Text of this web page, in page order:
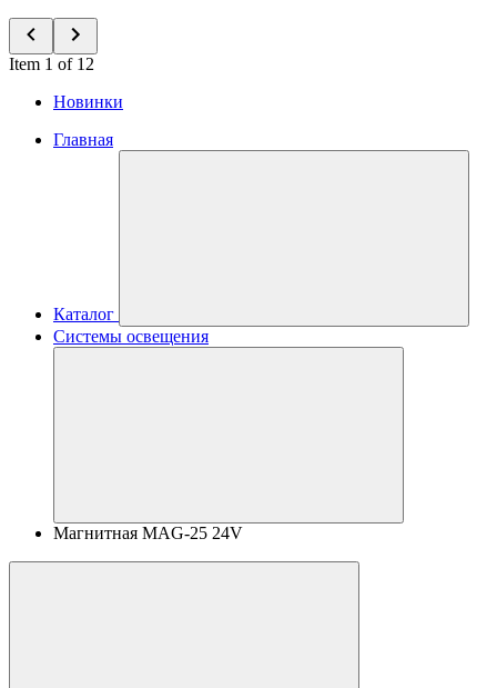
Item 1 of 12
Новинки
Главная
Каталог
Системы освещения
Магнитная MAG-25 24V